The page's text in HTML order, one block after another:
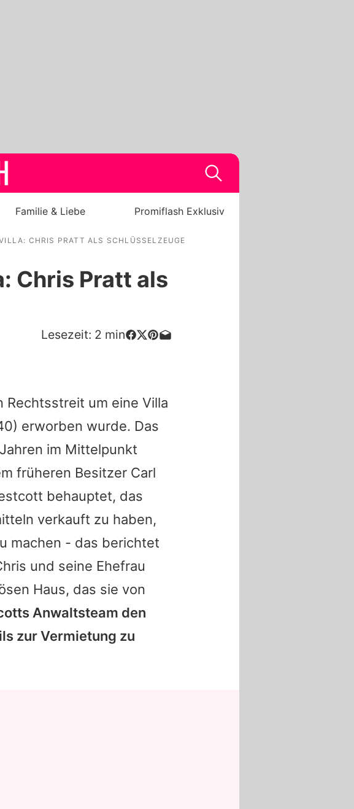
Familie & Liebe Promiflash Exklusiv
CHRIS PRATT ALS SCHLÜSSELZEUGE
Chris Pratt als
Lesezeit: 2 min
um eine Villa
erworben wurde. Das
im Mittelpunkt
früheren Besitzer Carl
behauptet, das
verkauft zu haben,
machen - das berichtet
und seine Ehefrau
Haus, das sie von
Anwaltsteam den
zur Vermietung zu